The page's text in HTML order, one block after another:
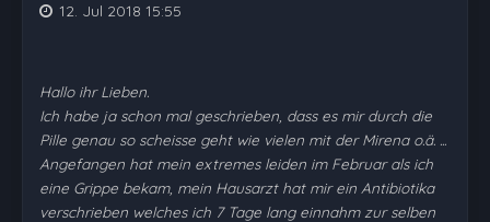
12. Jul 2018 15:55
Hallo ihr Lieben.
Ich habe ja schon mal geschrieben, dass es mir durch die
Pille genau so scheisse geht wie vielen mit der Mirena o.ä. ...
Angefangen hat mein extremes leiden im Februar als ich
eine Grippe bekam, mein Hausarzt hat mir ein Antibiotika
verschrieben welches ich 7 Tage lang einnahm zur selben